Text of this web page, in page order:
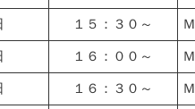
１５：３０～
１６：００～
１６：３０～